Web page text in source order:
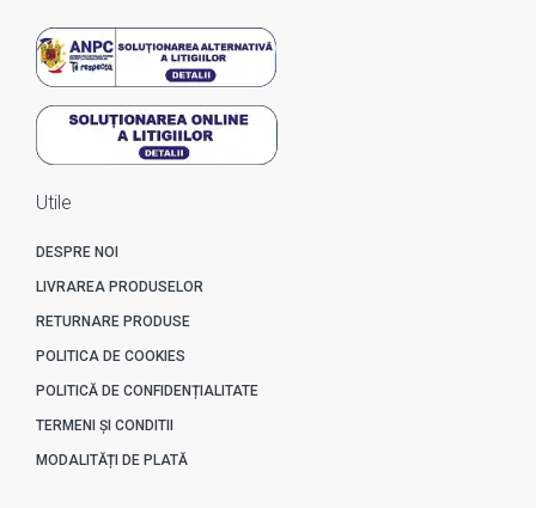
Utile
DESPRE NOI
LIVRAREA PRODUSELOR
RETURNARE PRODUSE
POLITICA DE COOKIES
POLITICĂ DE CONFIDENȚIALITATE
TERMENI ȘI CONDITII
MODALITĂȚI DE PLATĂ